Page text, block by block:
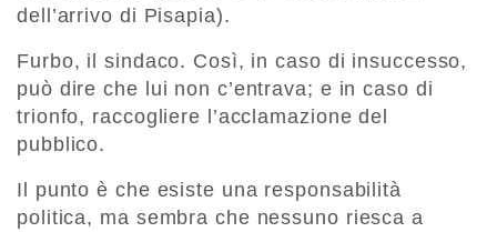
dell’arrivo di Pisapia).
Furbo, il sindaco. Così, in caso di insuccesso,
può dire che lui non c’entrava; e in caso di
trionfo, raccogliere l’acclamazione del
pubblico.
Il punto è che esiste una responsabilità
politica, ma sembra che nessuno riesca a